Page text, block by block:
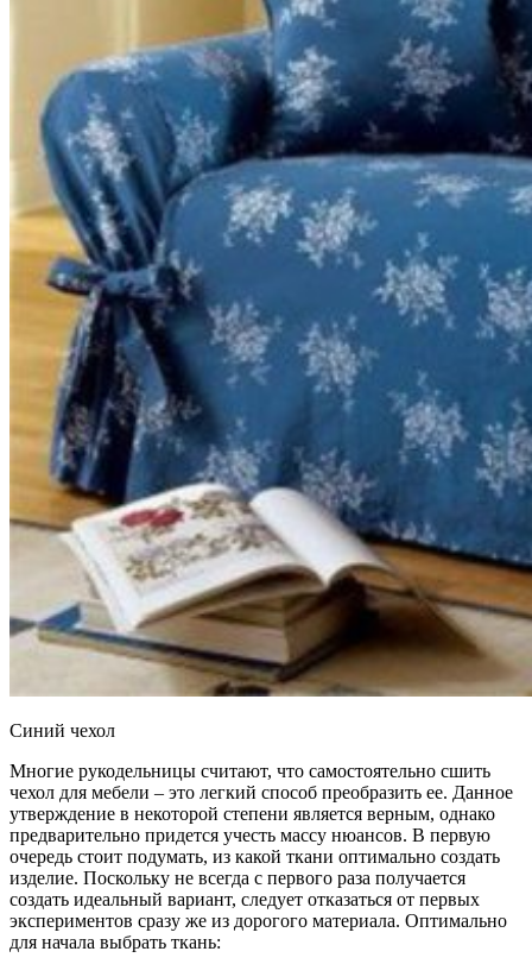
Синий чехол
Многие рукодельницы считают, что самостоятельно сшить
чехол для мебели – это легкий способ преобразить ее. Данное
утверждение в некоторой степени является верным, однако
предварительно придется учесть массу нюансов. В первую
очередь стоит подумать, из какой ткани оптимально создать
изделие. Поскольку не всегда с первого раза получается
создать идеальный вариант, следует отказаться от первых
экспериментов сразу же из дорогого материала. Оптимально
для начала выбрать ткань: